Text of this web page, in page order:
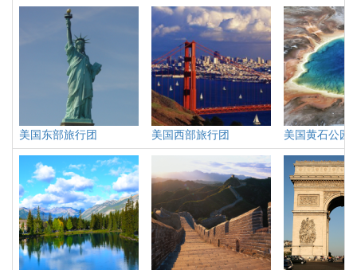
美国东部旅行团 美国西部旅行团 美国黄石公园